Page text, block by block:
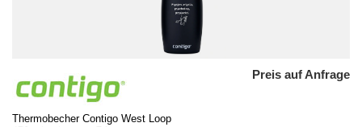
Thermobecher Contigo West Loop
Preis auf Anfrage